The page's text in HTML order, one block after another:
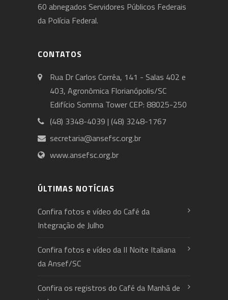
60 abnegados Servidores Públicos Federais
da Polícia Federal.
CONTATOS
Rua Dr Carlos Corrêa, 141 - Salas 402 e
403, Agronômica Florianópolis/SC
Edifício Somma Tower CEP: 88025-250
(48) 3348-4039 | (48) 3248-1767
secretaria@ansefsc.org.br
www.ansefsc.org.br
ÚLTIMAS NOTÍCIAS
Confira fotos e vídeo do Café da
Integração de Julho
Confira fotos e vídeo da II Noite Italiana
da Ansef/SC
Confira os registros do Café da Manhã de